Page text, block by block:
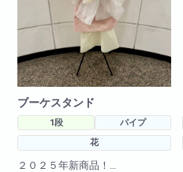
ブーケスタンド
1段
パイプ
花
２０２５年新商品！